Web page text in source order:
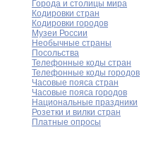
Города и столицы мира
Кодировки стран
Кодировки городов
Музеи России
Необычные страны
Посольства
Телефонные коды стран
Телефонные коды городов
Часовые пояса стран
Часовые пояса городов
Национальные праздники
Розетки и вилки стран
Платные опросы